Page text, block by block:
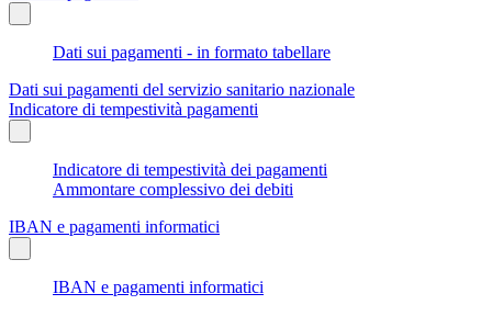
Dati sui pagamenti - in formato tabellare
Dati sui pagamenti del servizio sanitario nazionale
Indicatore di tempestività pagamenti
Indicatore di tempestività dei pagamenti
Ammontare complessivo dei debiti
IBAN e pagamenti informatici
IBAN e pagamenti informatici